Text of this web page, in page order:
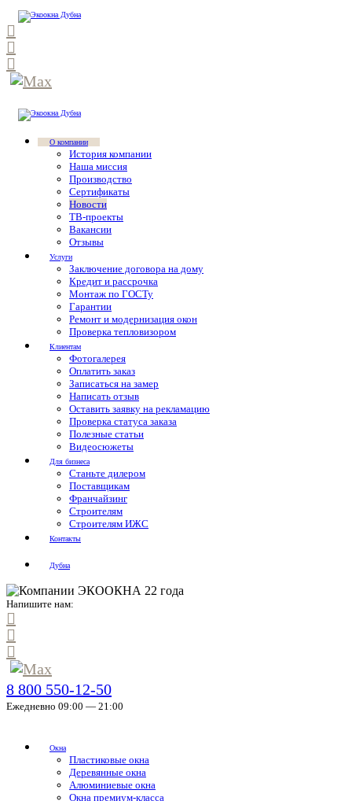
О компании
История компании
Наша миссия
Производство
Сертификаты
Новости
ТВ-проекты
Вакансии
Отзывы
Услуги
Заключение договора на дому
Кредит и рассрочка
Монтаж по ГОСТу
Гарантии
Ремонт и модернизация окон
Проверка тепловизором
Клиентам
Фотогалерея
Оплатить заказ
Записаться на замер
Написать отзыв
Оставить заявку на рекламацию
Проверка статуса заказа
Полезные статьи
Видеосюжеты
Для бизнеса
Станьте дилером
Поставщикам
Франчайзинг
Строителям
Строителям ИЖС
Контакты
Дубна
Напишите нам:
8 800 550-12-50
Ежедневно 09:00 — 21:00
Окна
Пластиковые окна
Деревянные окна
Алюминиевые окна
Окна премиум-класса